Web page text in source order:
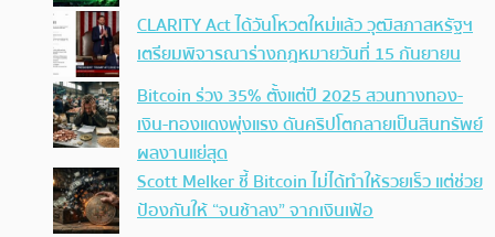
CLARITY Act ได้วันโหวตใหม่แล้ว วุฒิสภาสหรัฐฯ
เตรียมพิจารณาร่างกฎหมายวันที่ 15 กันยายน
Bitcoin ร่วง 35% ตั้งแต่ปี 2025 สวนทางทอง-
เงิน-ทองแดงพุ่งแรง ดันคริปโตกลายเป็นสินทรัพย์
ผลงานแย่สุด
Scott Melker ชี้ Bitcoin ไม่ได้ทำให้รวยเร็ว แต่ช่วย
ป้องกันให้ “จนช้าลง” จากเงินเฟ้อ